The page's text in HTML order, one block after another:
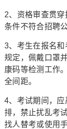
2、资格审查贯
条件不符合招聘
3、考生在报名
规定，佩戴口罩
康码等检测工作
全间距。
4、考试期间，
排，禁止扰乱考
找人替考或使用